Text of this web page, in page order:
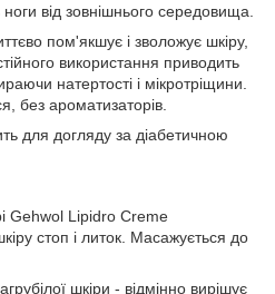
від зовнішнього середовища.
пом'якшує і зволожує шкіру,
використання приводить
натертості і мікротріщини.
без ароматизаторів.
для догляду за діабетичною
Gehwol Lipidro Creme
стоп і литок. Масажується до
шкіри - відмінно вирішує